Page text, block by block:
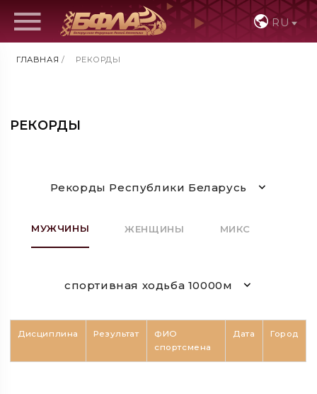
RU
ГЛАВНАЯ / РЕКОРДЫ
РЕКОРДЫ
Рекорды Республики Беларусь
МУЖЧИНЫ ЖЕНЩИНЫ МИКС
спортивная ходьба 10000м
Дисциплина Результат
ФИО
спортсмена
Дата Город